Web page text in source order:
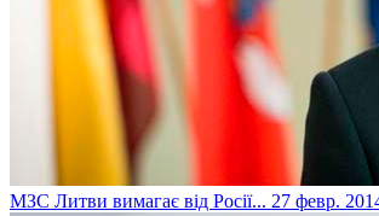
МЗС Литви вимагає від Росії... 27 февр.